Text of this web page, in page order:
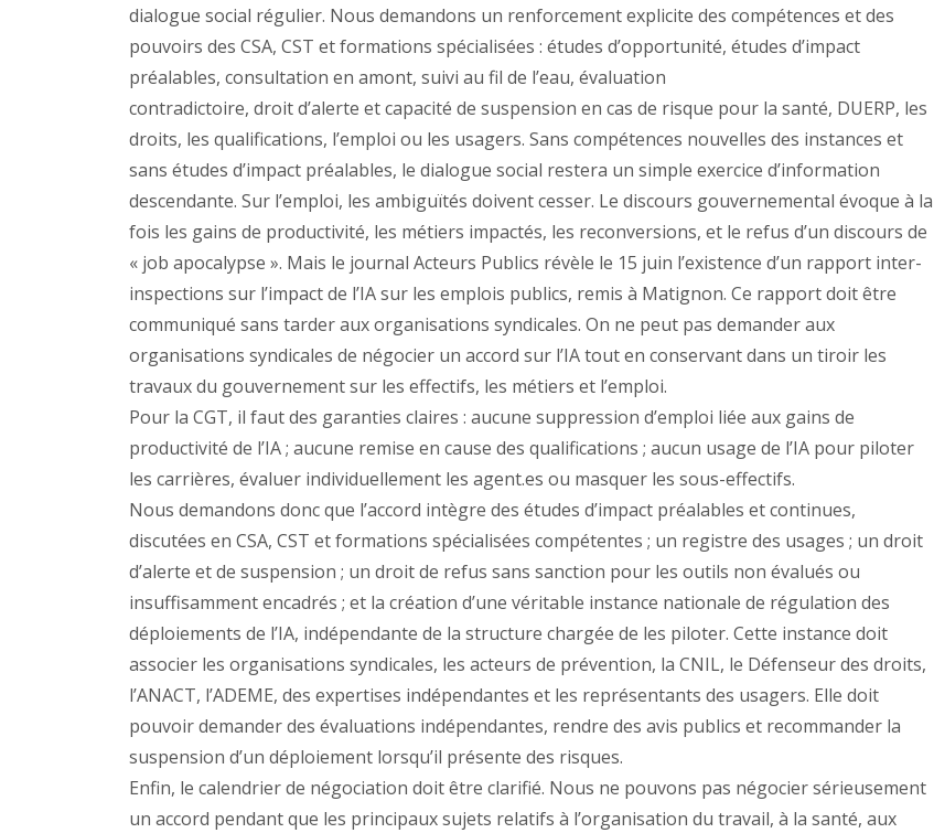
dialogue social régulier. Nous demandons un renforcement explicite des compétences et des
pouvoirs des CSA, CST et formations spécialisées : études d’opportunité, études d’impact
préalables, consultation en amont, suivi au fil de l’eau, évaluation
contradictoire, droit d’alerte et capacité de suspension en cas de risque pour la santé, DUERP, les
droits, les qualifications, l’emploi ou les usagers. Sans compétences nouvelles des instances et
sans études d’impact préalables, le dialogue social restera un simple exercice d’information
descendante. Sur l’emploi, les ambiguïtés doivent cesser. Le discours gouvernemental évoque à la
fois les gains de productivité, les métiers impactés, les reconversions, et le refus d’un discours de
« job apocalypse ». Mais le journal Acteurs Publics révèle le 15 juin l’existence d’un rapport inter-
inspections sur l’impact de l’IA sur les emplois publics, remis à Matignon. Ce rapport doit être
communiqué sans tarder aux organisations syndicales. On ne peut pas demander aux
organisations syndicales de négocier un accord sur l’IA tout en conservant dans un tiroir les
travaux du gouvernement sur les effectifs, les métiers et l’emploi.
Pour la CGT, il faut des garanties claires : aucune suppression d’emploi liée aux gains de
productivité de l’IA ; aucune remise en cause des qualifications ; aucun usage de l’IA pour piloter
les carrières, évaluer individuellement les agent.es ou masquer les sous-effectifs.
Nous demandons donc que l’accord intègre des études d’impact préalables et continues,
discutées en CSA, CST et formations spécialisées compétentes ; un registre des usages ; un droit
d’alerte et de suspension ; un droit de refus sans sanction pour les outils non évalués ou
insuffisamment encadrés ; et la création d’une véritable instance nationale de régulation des
déploiements de l’IA, indépendante de la structure chargée de les piloter. Cette instance doit
associer les organisations syndicales, les acteurs de prévention, la CNIL, le Défenseur des droits,
l’ANACT, l’ADEME, des expertises indépendantes et les représentants des usagers. Elle doit
pouvoir demander des évaluations indépendantes, rendre des avis publics et recommander la
suspension d’un déploiement lorsqu’il présente des risques.
Enfin, le calendrier de négociation doit être clarifié. Nous ne pouvons pas négocier sérieusement
un accord pendant que les principaux sujets relatifs à l’organisation du travail, à la santé, aux